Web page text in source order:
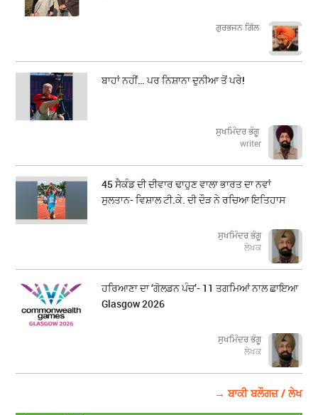
​​​​​​​ਗੁਰਭਜਨ ਗਿੱਲ
ਬਾਹਾਂ ਨਹੀਂ… ਪਰ ਨਿਸ਼ਾਨਾ ਦੁਨੀਆ ਤੋਂ ਪਰੇ!
ਸੁਖਮਿੰਦਰ ਭੰਗੂ
writer
45 ਸੈਕੰਡ ਦੀ ਦੀਵਾਰ ਢਾਹੁਣ ਵਾਲਾ ਭਾਰਤ ਦਾ ਨਵਾਂ
ਸੁਲਤਾਨ- ਵਿਸ਼ਾਲ ਟੀ.ਕੇ. ਦੀ ਦੌੜ ਨੇ ਰਚਿਆ ਇਤਿਹਾਸ
ਸੁਖਮਿੰਦਰ ਭੰਗੂ
ਲੇਖਕ
ਹਰਿਆਣਾ ਦਾ ‘ਗੋਲਡਨ ਪੰਚ’- 11 ਤਗਮਿਆਂ ਨਾਲ ਛਾਇਆ
Glasgow 2026
ਸੁਖਮਿੰਦਰ ਭੰਗੂ
ਲੇਖਕ
→ ਬਾਕੀ ਬਲੌਗਜ਼ / ਲੇਖ